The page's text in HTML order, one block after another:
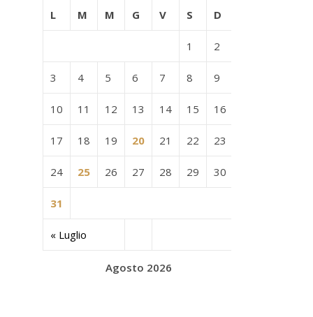
Agosto 2026
L M M G V S D
« Luglio
1 2
3 4 5 6 7 8 9
10 11 12 13 14 15 16
17 18 19 20 21 22 23
24 25 26 27 28 29 30
31